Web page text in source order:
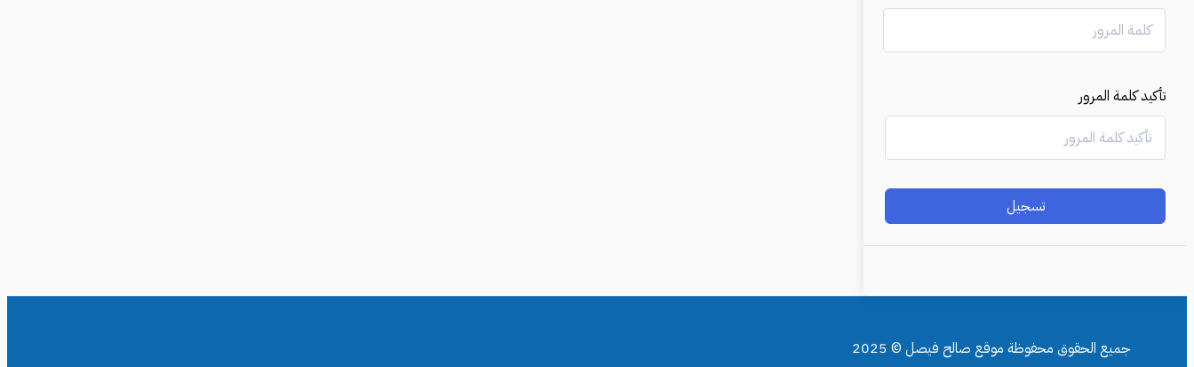
تأكيد كلمة المرور
تسجيل
جميع الحقوق محفوظة موقع صالح فيصل © 2025